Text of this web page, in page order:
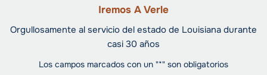
Iremos A Verle
Orgullosamente al servicio del estado de Louisiana durante
casi 30 años
Los campos marcados con un "*" son obligatorios